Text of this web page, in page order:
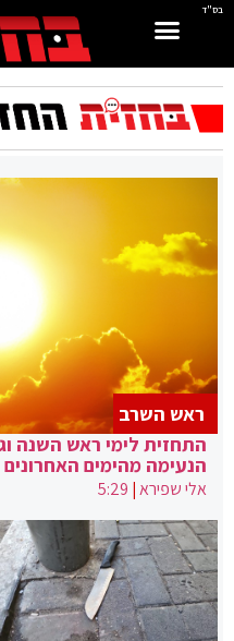
בס"ד
התחזית לימי ראש השנה
הנעימה מהימים
אלי שפירא|
5:29
ראש השרב